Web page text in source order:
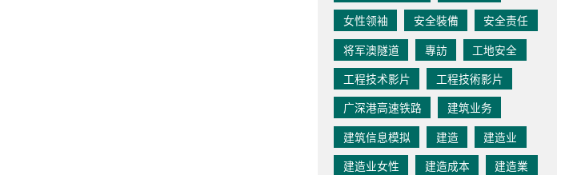
女性领袖
安全裝備
安全责任
将军澳隧道
專訪
工地安全
工程技术影片
工程技術影片
广深港高速铁路
建筑业务
建筑信息模拟
建造
建造业
建造业女性
建造成本
建造業